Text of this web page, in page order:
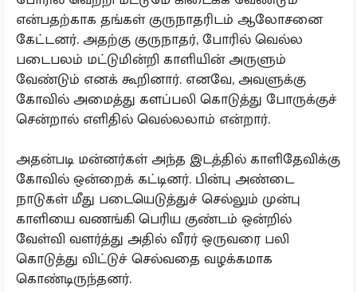
என்பதற்காக தங்கள் குருநாதரிடம் ஆலோசனை
கேட்டனர். அதற்கு குருநாதர், போரில் வெல்ல
படைபலம் மட்டுமின்றி காளியின் அருளும்
வேண்டும் எனக் கூறினார். எனவே, அவளுக்கு
கோவில் அமைத்து களப்பலி கொடுத்து போருக்குச்
சென்றால் எளிதில் வெல்லலாம் என்றார்.
அதன்படி மன்னர்கள் அந்த இடத்தில் காளிதேவிக்கு
கோவில் ஒன்றைக் கட்டினர். பின்பு அண்டை
நாடுகள் மீது படையெடுத்துச் செல்லும் முன்பு
காளியை வணங்கி பெரிய குண்டம் ஒன்றில்
வேள்வி வளர்த்து அதில் வீரர் ஒருவரை பலி
கொடுத்து விட்டுச் செல்வதை வழக்கமாக
கொண்டிருந்தனர்.